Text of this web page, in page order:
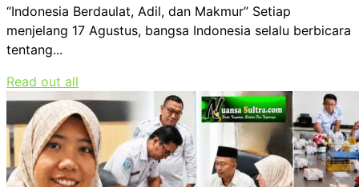
“Indonesia Berdaulat, Adil, dan Makmur” Setiap
menjelang 17 Agustus, bangsa Indonesia selalu berbicara
tentang...
Read out all